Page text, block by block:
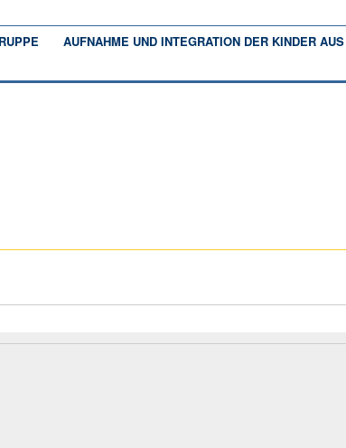
AUFNAHME UND INTEGRATION DER KINDER